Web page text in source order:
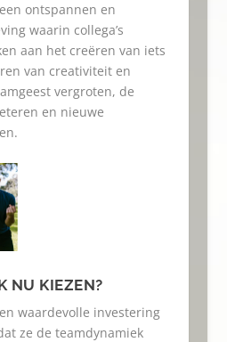
ontspannen en
waarin collega’s
aan het creëren van iets
van creativiteit en
vergroten, de
en nieuwe
NU KIEZEN?
waardevolle investering
ze de teamdynamiek